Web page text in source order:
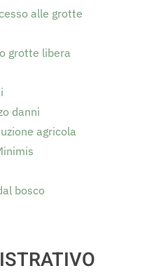
alle grotte
grotte libera
danni
agricola
bosco